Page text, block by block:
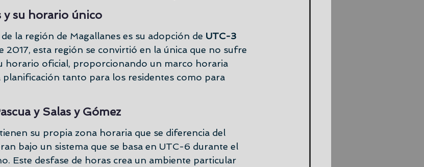
y su horario único
la región de Magallanes es su adopción de UTC-3
2017, esta región se convirtió en la única que no sufre
horario oficial, proporcionando un marco horaria
tanto para los residentes como para
y Salas y Gómez
su propia zona horaria que se diferencia del
bajo un sistema que se basa en UTC-6 durante el
Este desfase de horas crea un ambiente particular